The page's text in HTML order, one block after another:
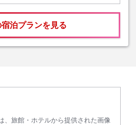
泊プランを見る
、旅館・ホテルから提供された画像